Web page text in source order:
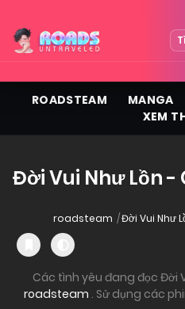
ROADSTEAM MANGA
XEM
Đời Vui Như Lồn -
roadsteam Đời Vui Như
Các tình yêu đang đọc Đời
roadsteam . Sử dụng các